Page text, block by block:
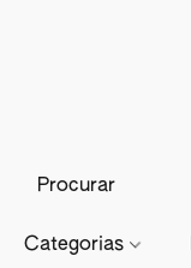
Categorias